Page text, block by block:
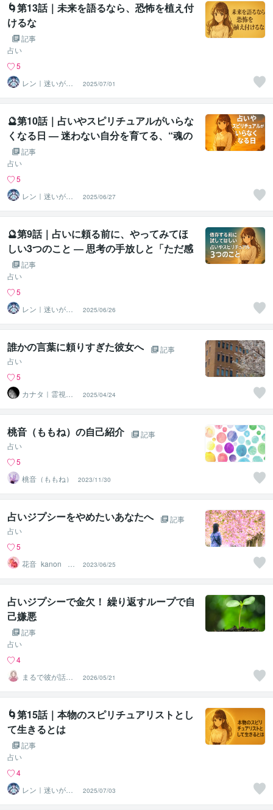
🌀第13話｜未来を語るなら、恐怖を植え付
けるな
記事
占い
5
レン｜迷いが自
信に変わる魂の
守護霊鑑定
2025/07/01
🔮第10話｜占いやスピリチュアルがいらな
くなる日 — 迷わない自分を育てる、“魂の
主導権”を取り戻す
記事
占い
5
レン｜迷いが自
信に変わる魂の
守護霊鑑定
2025/06/27
🔮第9話｜占いに頼る前に、やってみてほ
しい3つのこと ― 思考の手放しと「ただ感
じる」感覚の取り戻し
記事
占い
5
レン｜迷いが自
信に変わる魂の
守護霊鑑定
2025/06/26
誰かの言葉に頼りすぎた彼女へ
記事
占い
5
カナタ｜霊視鑑
定師
2025/04/24
桃音（ももね）の自己紹介
記事
占い
5
桃音（ももね）
2023/11/30
占いジプシーをやめたいあなたへ
記事
占い
5
花音_kanon_ 霊
感タロット占い
師
2023/06/25
占いジプシーで金欠！ 繰り返すループで自
己嫌悪
記事
占い
4
まるで彼が話し
てるかのように
お届けl運子
2026/05/21
🌀第15話｜本物のスピリチュアリストとし
て生きるとは
記事
占い
4
レン｜迷いが自
信に変わる魂の
守護霊鑑定
2025/07/03